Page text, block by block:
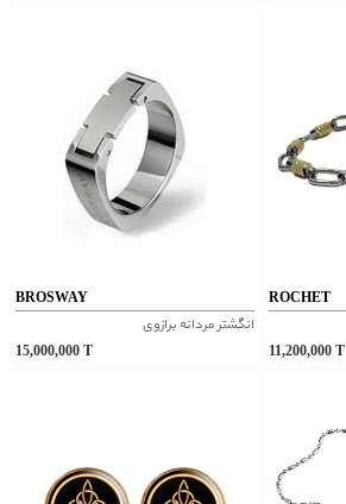
BROSWAY
انگشتر مردانه برازوی
15,000,000
ROCHET
11,200,000